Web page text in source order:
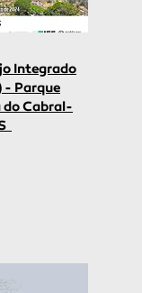
Integrado
- Parque
do Cabral-